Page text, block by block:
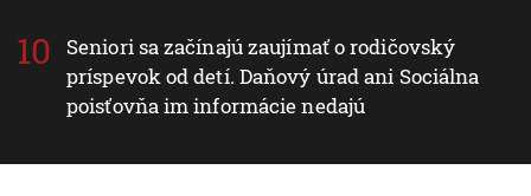
Seniori sa začínajú zaujímať o rodičovský
príspevok od detí. Daňový úrad ani Sociálna
poisťovňa im informácie nedajú